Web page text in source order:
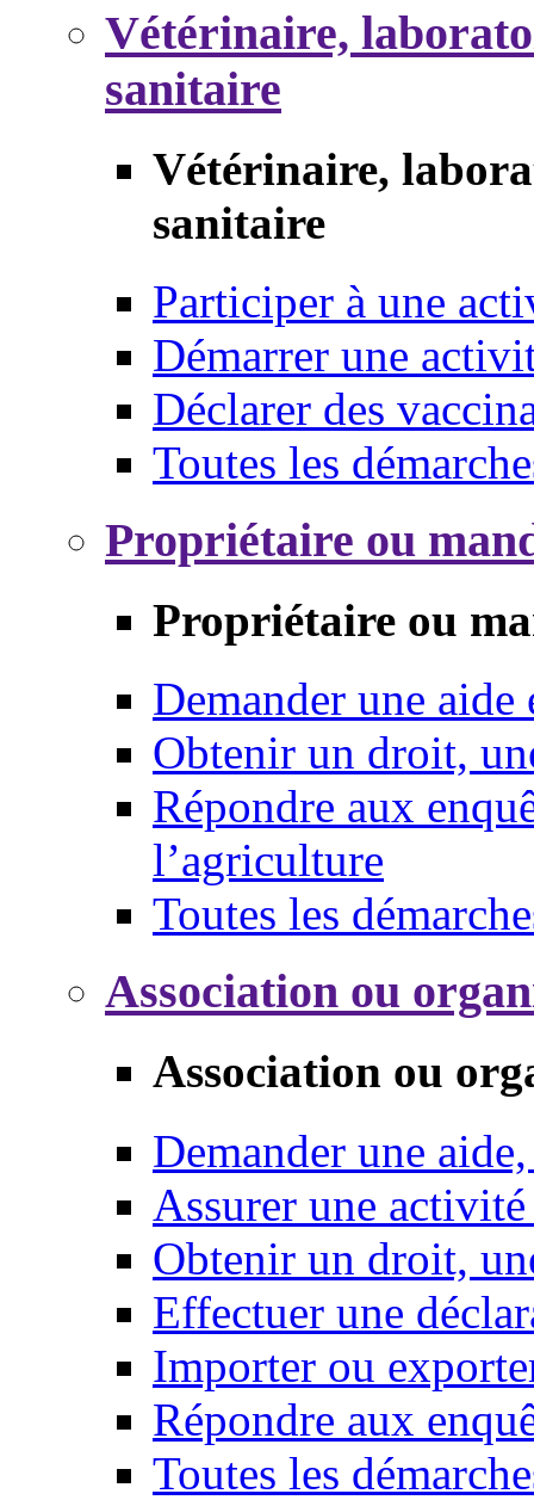
Vétérinaire,
sanitaire
Vétérinaire,
sanitaire
Participer à une
Démarrer une
Déclarer des
Toutes les
Propriétaire ou
Propriétaire ou
Demander une aide
Obtenir un droit,
Répondre aux
l’agriculture
Toutes les
Association ou
Association ou
Demander une
Assurer une
Obtenir un droit,
Effectuer une
Importer ou
Répondre aux
Toutes les